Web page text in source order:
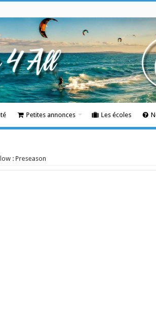
Petites annonces Les écoles
: Preseason